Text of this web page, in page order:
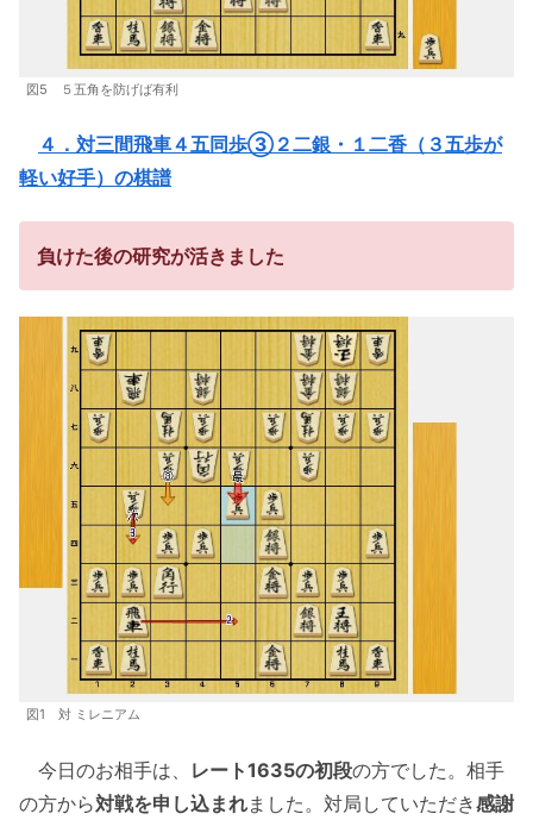
図5 ５五角を防げば有利
４．対三間飛車４五同歩③２二銀・１二香（３五歩が
軽い好手）の棋譜
負けた後の研究が活きました
図1 対 ミレニアム
今日のお相手は、 レート1635の初段の方でした。相手
の方から対戦を申し込まれました。対局していただき感謝